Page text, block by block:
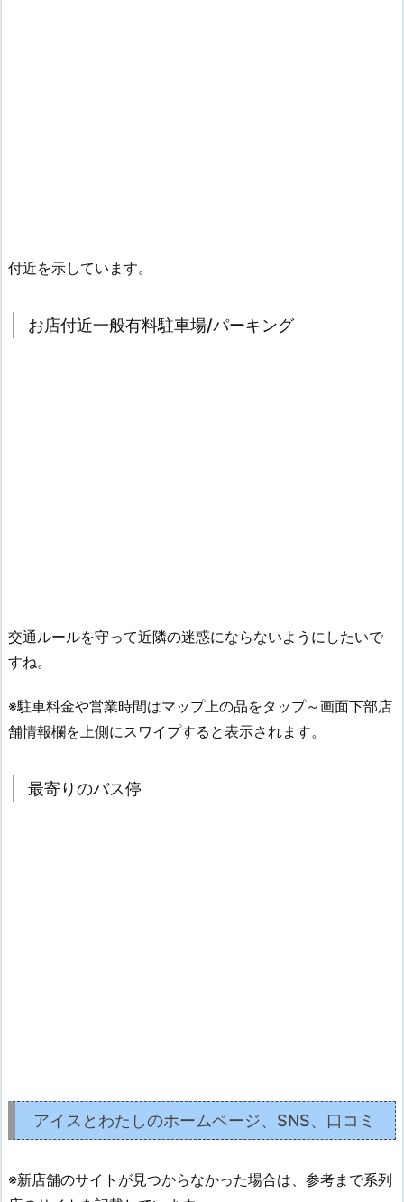
付近を示しています。
お店付近一般有料駐車場/パーキング
交通ルールを守って近隣の迷惑にならないようにしたいで
すね。
※駐車料金や営業時間はマップ上の品をタップ～画面下部店
舗情報欄を上側にスワイプすると表示されます。
最寄りのバス停
アイスとわたしのホームページ、SNS、口コミ
※新店舗のサイトが見つからなかった場合は、参考まで系列